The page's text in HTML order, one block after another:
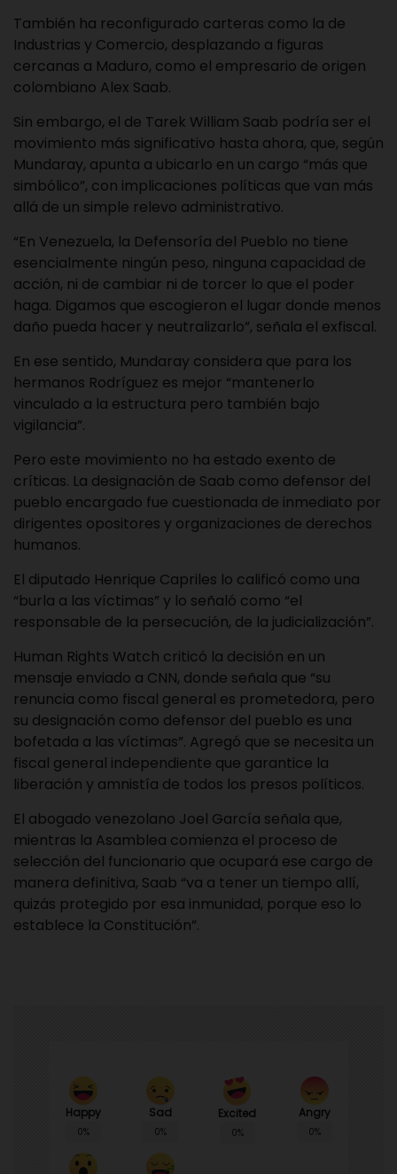
También ha reconfigurado carteras como la de
Industrias y Comercio, desplazando a figuras
cercanas a Maduro, como el empresario de origen
colombiano Alex Saab.
Sin embargo, el de Tarek William Saab podría ser el
movimiento más significativo hasta ahora, que, según
Mundaray, apunta a ubicarlo en un cargo “más que
simbólico”, con implicaciones políticas que van más
allá de un simple relevo administrativo.
“En Venezuela, la Defensoría del Pueblo no tiene
esencialmente ningún peso, ninguna capacidad de
acción, ni de cambiar ni de torcer lo que el poder
haga. Digamos que escogieron el lugar donde menos
daño pueda hacer y neutralizarlo”, señala el exfiscal.
En ese sentido, Mundaray considera que para los
hermanos Rodríguez es mejor “mantenerlo
vinculado a la estructura pero también bajo
vigilancia”.
Pero este movimiento no ha estado exento de
críticas. La designación de Saab como defensor del
pueblo encargado fue cuestionada de inmediato por
dirigentes opositores y organizaciones de derechos
humanos.
El diputado Henrique Capriles lo calificó como una
“burla a las víctimas” y lo señaló como “el
responsable de la persecución, de la judicialización”.
Human Rights Watch criticó la decisión en un
mensaje enviado a CNN, donde señala que “su
renuncia como fiscal general es prometedora, pero
su designación como defensor del pueblo es una
bofetada a las víctimas”. Agregó que se necesita un
fiscal general independiente que garantice la
liberación y amnistía de todos los presos políticos.
El abogado venezolano Joel García señala que,
mientras la Asamblea comienza el proceso de
selección del funcionario que ocupará ese cargo de
manera definitiva, Saab “va a tener un tiempo allí,
quizás protegido por esa inmunidad, porque eso lo
establece la Constitución”.
Happy
0%
Sad
0%
Excited
0%
Angry
0%